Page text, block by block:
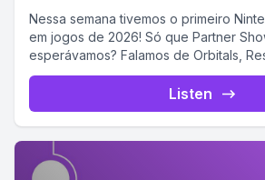
Nessa semana tivemos o primeiro
em jogos de 2026! Só que Partner
esperávamos? Falamos de Orbitals,
Listen